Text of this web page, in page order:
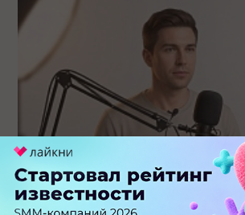
Российский рынок инфлюенс-
стагнации после нескольких лет роста